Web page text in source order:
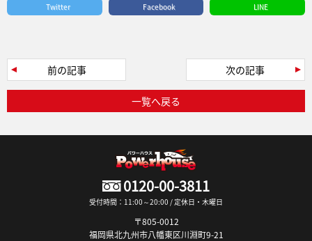
Twitter Facebook LINE
前の記事
一覧へ戻る
次の記事
0120-00-3811
受付時間：11:00～20:00 / 定休日・木曜日
〒805-0012
福岡県北九州市八幡東区川淵町9-21